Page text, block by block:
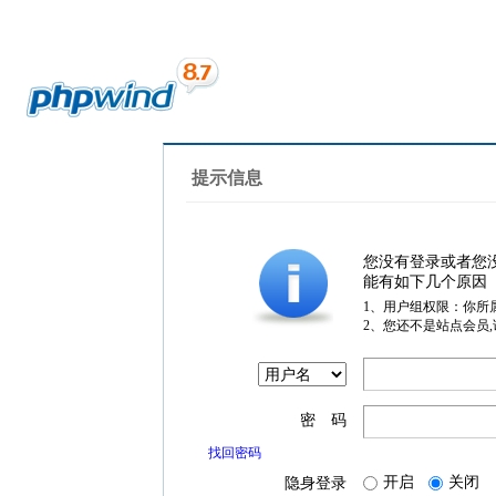
提示信息
您没有登录或者您
能有如下几个原因
1、用户组权限：你所
2、您还不是站点会员
密 码
找回密码
隐身登录 开启 关闭